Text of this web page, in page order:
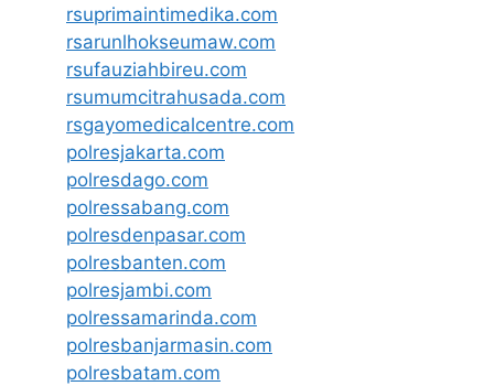
rsuprimaintimedika.com
rsarunlhokseumaw.com
rsufauziahbireu.com
rsumumcitrahusada.com
rsgayomedicalcentre.com
polresjakarta.com
polresdago.com
polressabang.com
polresdenpasar.com
polresbanten.com
polresjambi.com
polressamarinda.com
polresbanjarmasin.com
polresbatam.com